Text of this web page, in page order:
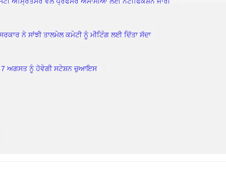
ਨੇ ਸਾਂਝੀ ਤਾਲਮੇਲ ਕਮੇਟੀ ਨੂੰ ਮੀਟਿੰਗ ਲਈ ਦਿੱਤਾ ਸੱਦਾ
7 ਅਗਸਤ ਨੂੰ ਹੋਵੇਗੀ ਸਟੇਸ਼ਨ ਚੁਆਇਸ